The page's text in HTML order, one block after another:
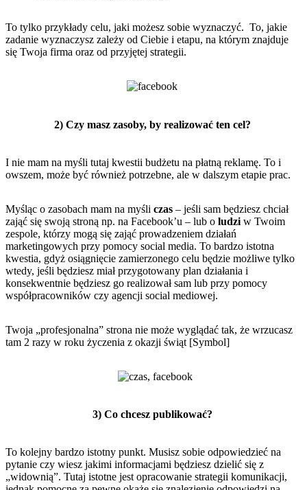
To tylko przykłady celu, jaki możesz sobie wyznaczyć. To, jakie
zadanie wyznaczysz zależy od Ciebie i etapu, na którym znajduje
się Twoja firma oraz od przyjętej strategii.
2) Czy masz zasoby, by realizować ten cel?
I nie mam na myśli tutaj kwestii budżetu na płatną reklamę. To i
owszem, może być również potrzebne, ale w dalszym etapie prac.
Myśląc o zasobach mam na myśli czas – jeśli sam będziesz chciał
zająć się swoją stroną np. na Facebook’u – lub o ludzi w Twoim
zespole, którzy mogą się zająć prowadzeniem działań
marketingowych przy pomocy social media. To bardzo istotna
kwestia, gdyż osiągnięcie zamierzonego celu będzie możliwe tylko
wtedy, jeśli będziesz miał przygotowany plan działania i
konsekwentnie będziesz go realizował sam lub przy pomocy
współpracowników czy agencji social mediowej.
Twoja „profesjonalna” strona nie może wyglądać tak, że wrzucasz
tam 2 razy w roku życzenia z okazji świąt [Symbol]
3) Co chcesz publikować?
To kolejny bardzo istotny punkt. Musisz sobie odpowiedzieć na
pytanie czy wiesz jakimi informacjami będziesz dzielić się z
„widownią”. Tutaj istotne jest opracowanie strategii komunikacji,